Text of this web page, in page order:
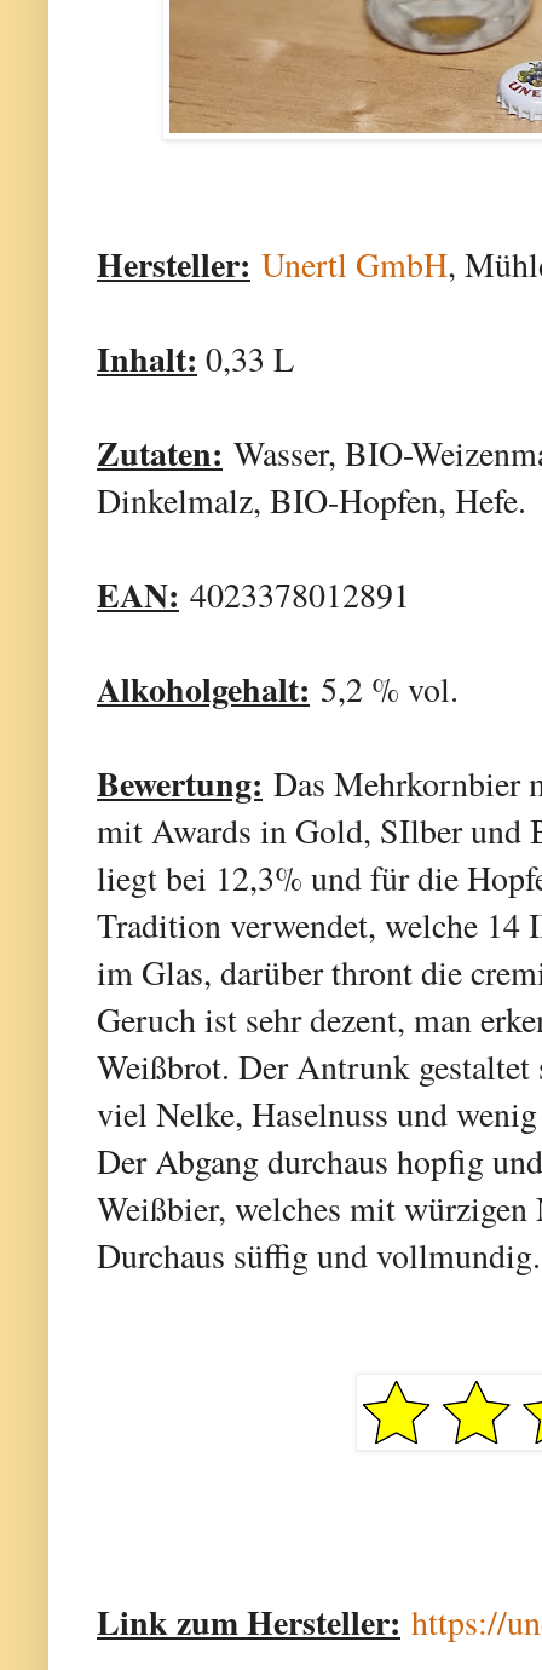
Hersteller: Unertl GmbH,
Inhalt: 0,33 L
Zutaten: Wasser, BIO-
Dinkelmalz, BIO-Hopfen, Hefe.
EAN: 4023378012891
Alkoholgehalt: 5,2 % vol.
Bewertung: Das Mehrkornbier
mit Awards in Gold, SIlber und
liegt bei 12,3% und für die
Tradition verwendet, welche
im Glas, darüber thront die
Geruch ist sehr dezent, man
Weißbrot. Der Antrunk
viel Nelke, Haselnuss und
Der Abgang durchaus hopfig
Weißbier, welches mit
Durchaus süffig und
Link zum Hersteller: https://